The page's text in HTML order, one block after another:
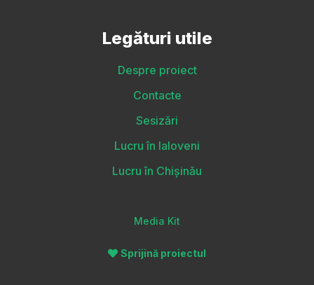
Legături utile
Despre proiect
Contacte
Sesizări
Lucru în Ialoveni
Lucru în Chișinău
Media Kit
Sprijină proiectul